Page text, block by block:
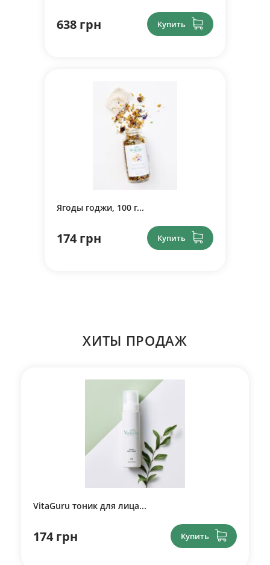
638 грн Купить
Ягоды годжи, 100 г...
174 грн Купить
ХИТЫ ПРОДАЖ
VitaGuru тоник для лица...
174 грн Купить